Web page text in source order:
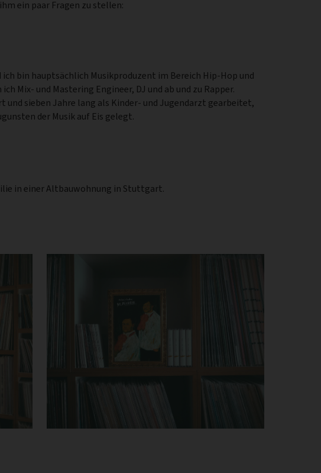
ein paar Fragen zu stellen:
ich bin hauptsächlich Musikproduzent im Bereich Hip-Hop und
Mix- und Mastering Engineer, DJ und ab und zu Rapper.
und sieben Jahre lang als Kinder- und Jugendarzt gearbeitet,
der Musik auf Eis gelegt.
in einer Altbauwohnung in Stuttgart.